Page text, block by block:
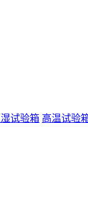
试验箱 高温试验